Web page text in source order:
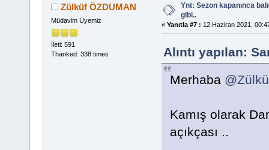
Zülküf ÖZDUMAN
Müdavim Üyemiz
İleti: 591
Thanked: 338 times
Ynt: Sezon kapanınca
gibi..
« Yanıtla #7 : 12 Haziran 2021,
Alıntı yapılan:
Merhaba
Kamış olarak
açıkçası ..